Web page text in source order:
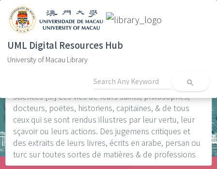
UML Digital Resources Hub
University of Macau Library
search
Home
Literatura persa0s
Bibliotheque orientale, ou dictionnaire universel
l'Orient : Leurs histoires et traditions tant fabuleuses
que véritables. Leurs religions et leurs sectes. Leurs
les révolutions de leurs empires. Les arts et les
sciences [...] Les vies de leurs saints, philosophes,
docteurs, poëtes, historiens, capitaines, & de tous
ceux qui se sont rendus illustres par leur vertu, leur
sçavoir ou leurs actions. Des jugemens critiques et
des extraits de leurs livres, écrits en arabe, persan ou
turc sur toutes sortes de matières & de professions